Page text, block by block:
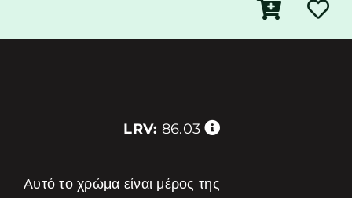
LRV: 86.03
Αυτό το χρώμα είναι μέρος της